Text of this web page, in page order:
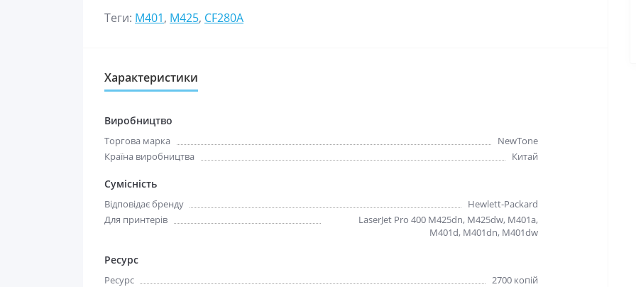
Теги: M401, M425, CF280A
Характеристики
Виробництво
Торгова марка
NewTone
Країна виробництва
Китай
Сумісність
Відповідає бренду
Hewlett-Packard
Для принтерів
LaserJet Pro 400 M425dn, M425dw, M401a,
M401d, M401dn, M401dw
Ресурс
Ресурс 2700 копій